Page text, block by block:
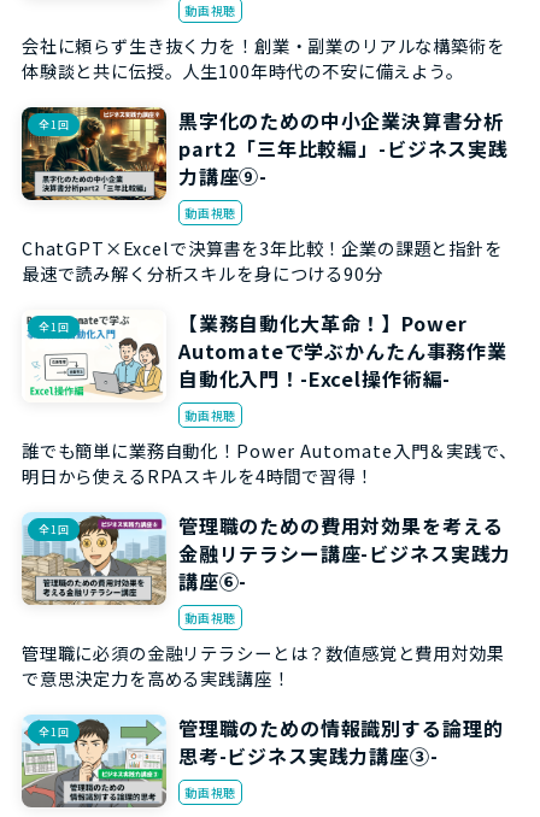
動画視聴
会社に頼らず生き抜く力を！創業・副業のリアルな構築術を
体験談と共に伝授。人生100年時代の不安に備えよう。
全1回
黒字化のための中小企業決算書分析
part2「三年比較編」-ビジネス実践
力講座⑨-
動画視聴
ChatGPT×Excelで決算書を3年比較！企業の課題と指針を
最速で読み解く分析スキルを身につける90分
全1回
【業務自動化大革命！】Power
Automateで学ぶかんたん事務作業
自動化入門！-Excel操作術編-
動画視聴
誰でも簡単に業務自動化！Power Automate入門＆実践で、
明日から使えるRPAスキルを4時間で習得！
全1回
管理職のための費用対効果を考える
金融リテラシー講座-ビジネス実践力
講座⑥-
動画視聴
管理職に必須の金融リテラシーとは？数値感覚と費用対効果
で意思決定力を高める実践講座！
全1回
管理職のための情報識別する論理的
思考-ビジネス実践力講座③-
動画視聴